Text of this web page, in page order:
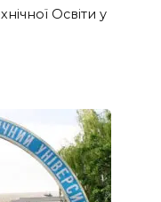
Освіти у